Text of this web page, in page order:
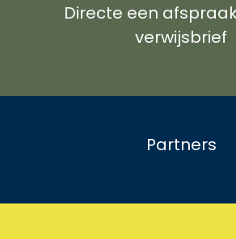
Directe een
verwijsbrief
Partners